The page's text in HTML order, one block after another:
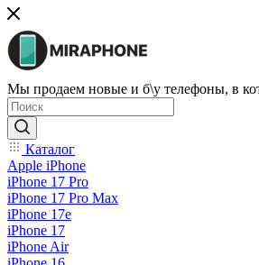
Мы продаем новые и б\у телефоны, в
Каталог
Apple iPhone
iPhone 17 Pro
iPhone 17 Pro Max
iPhone 17e
iPhone 17
iPhone Air